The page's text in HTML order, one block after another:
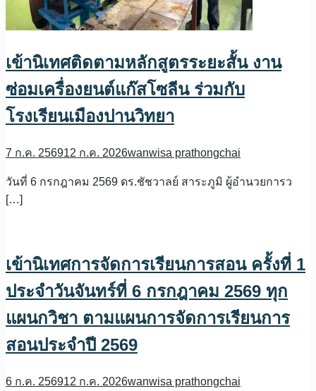
เข้านิเทศติดตามหลักสูตรระยะสั้น งาน
ซ่อมเครื่องยนต์แก๊สโซลีน ร่วมกับ
โรงเรียนเมืองปานวิทยา
7 ก.ค. 256912 ก.ค. 2026wanwisa prathongchai
วันที่ 6 กรกฎาคม 2569 ดร.ชัชวาลย์ สาระภูมิ ผู้อำนวยการว
[…]
เข้านิเทศการจัดการเรียนการสอน ครั้งที่ 1
ประจำวันจันทร์ที่ 6 กรกฎาคม 2569 ทุก
แผนกวิชา ตามแผนการจัดการเรียนการ
สอนประจำปี 2569
6 ก.ค. 256912 ก.ค. 2026wanwisa prathongchai